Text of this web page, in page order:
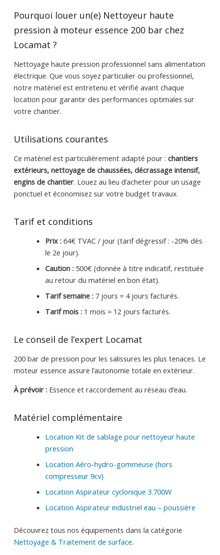
Pourquoi louer un(e) Nettoyeur haute
pression à moteur essence 200 bar chez
Locamat ?
Nettoyage haute pression professionnel sans alimentation
électrique. Que vous soyez particulier ou professionnel,
notre matériel est entretenu et vérifié avant chaque
location pour garantir des performances optimales sur
votre chantier.
Utilisations courantes
Ce matériel est particulièrement adapté pour : chantiers
extérieurs, nettoyage de chaussées, décrassage intensif,
engins de chantier. Louez au lieu d’acheter pour un usage
ponctuel et économisez sur votre budget travaux.
Tarif et conditions
Prix :64€ TVAC / jour (tarif dégressif : -20% dès
le 2e jour).
Caution :500€ (donnée à titre indicatif, restituée
au retour du matériel en bon état).
Tarif semaine :7 jours = 4 jours facturés.
Tarif mois :1 mois = 12 jours facturés.
Le conseil de l’expert Locamat
200 bar de pression pour les salissures les plus tenaces. Le
moteur essence assure l’autonomie totale en extérieur.
À prévoir :Essence et raccordement au réseau d’eau.
Matériel complémentaire
Location Kit de sablage pour nettoyeur haute
pression
Location Aéro-hydro-gommeuse (hors
compresseur 9cv)
Location Aspirateur cyclonique 3.700W
Location Aspirateur industriel eau – poussière
Découvrez tous nos équipements dans la catégorie
Nettoyage & Traitement de surface.